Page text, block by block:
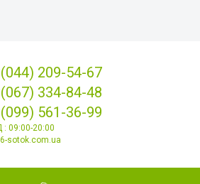
209-54-67
334-84-48
561-36-99
: 09:00-20:00
sotok.com.ua